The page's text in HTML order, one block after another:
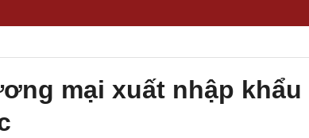
mại xuất nhập khẩu